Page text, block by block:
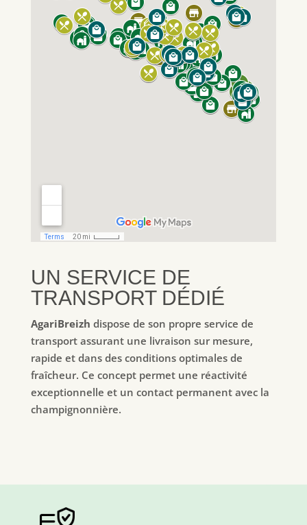
UN SERVICE DE
TRANSPORT DÉDIÉ
AgariBreizh dispose de son propre service de
transport assurant une livraison sur mesure,
rapide et dans des conditions optimales de
fraîcheur. Ce concept permet une réactivité
exceptionnelle et un contact permanent avec la
champignonnière.